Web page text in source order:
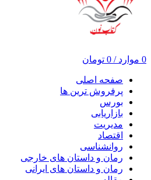
0 موارد /
0 تومان
صفحه اصلی
پرفروش ترین ها
بورس
بازاریابی
مدیریت
اقتصاد
روانشناسی
رمان و داستان های خارجی
رمان و داستان های ایرانی